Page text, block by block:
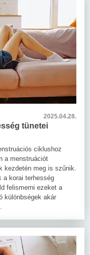
2025.04.28.
tünetei
ciklushoz
a menstruációt
kezdetén meg is szűnik.
a korai terhesség
felismerni ezeket a
különbségek akár